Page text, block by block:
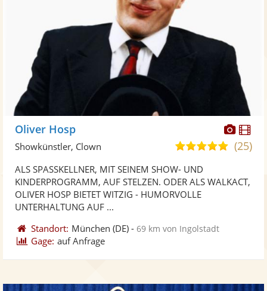
Oliver Hosp
4,9
Sternen
(25)
Showkünstler, Clown
ALS SPASSKELLNER, MIT SEINEM SHOW- UND
KINDERPROGRAMM, AUF STELZEN. ODER ALS WALKACT,
OLIVER HOSP BIETET WITZIG - HUMORVOLLE
UNTERHALTUNG AUF ...
Standort: München (DE) -69 km von Ingolstadt
Gage: auf Anfrage